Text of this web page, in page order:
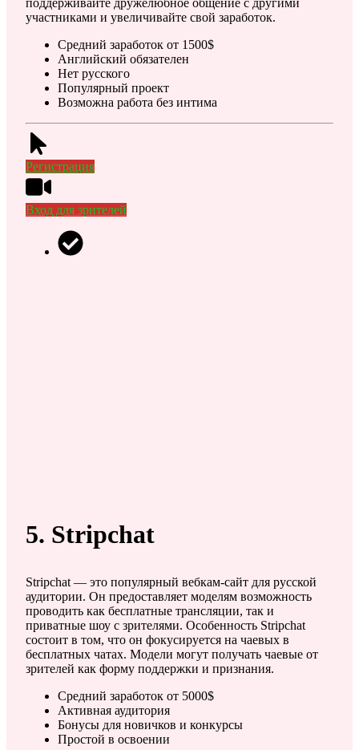
поддерживайте дружелюбное общение с другими
участниками и увеличивайте свой заработок.
Средний заработок от 1500$
Английский обязателен
Нет русского
Популярный проект
Возможна работа без интима
Регистрация
Вход для зрителей
5. Stripchat
Stripchat — это популярный вебкам-сайт для русской
аудитории. Он предоставляет моделям возможность
проводить как бесплатные трансляции, так и
приватные шоу с зрителями. Особенность Stripchat
состоит в том, что он фокусируется на чаевых в
бесплатных чатах. Модели могут получать чаевые от
зрителей как форму поддержки и признания.
Средний заработок от 5000$
Активная аудитория
Бонусы для новичков и конкурсы
Простой в освоении